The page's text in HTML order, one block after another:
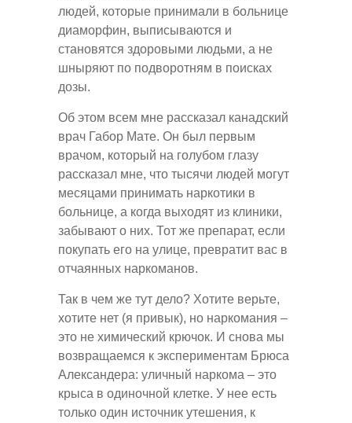
людей, которые принимали в больнице
диаморфин, выписываются и
становятся здоровыми людьми, а не
шныряют по подворотням в поисках
дозы.
Об этом всем мне рассказал канадский
врач Габор Мате. Он был первым
врачом, который на голубом глазу
рассказал мне, что тысячи людей могут
месяцами принимать наркотики в
больнице, а когда выходят из клиники,
забывают о них. Тот же препарат, если
покупать его на улице, превратит вас в
отчаянных наркоманов.
Так в чем же тут дело? Хотите верьте,
хотите нет (я привык), но наркомания –
это не химический крючок. И снова мы
возвращаемся к экспериментам Брюса
Александера: уличный наркома – это
крыса в одиночной клетке. У нее есть
только один источник утешения, к